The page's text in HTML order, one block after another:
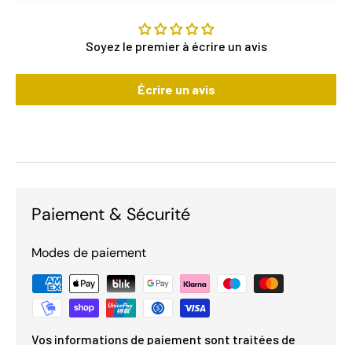
Soyez le premier à écrire un avis
Écrire un avis
Paiement & Sécurité
Modes de paiement
Vos informations de paiement sont traitées de